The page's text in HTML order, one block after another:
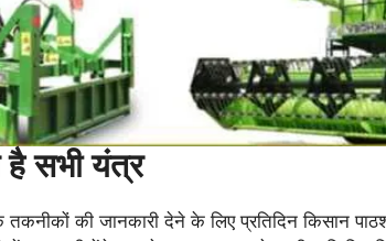
है सभी यंत्र
की जानकारी देने के लिए प्रतिदिन किसान